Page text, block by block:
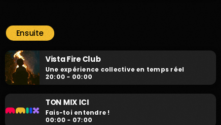
Fais-toi entendre !
Ensuite
Vista Fire Club
Une expérience collective en temps réel
20:00 - 00:00
TON MIX ICI
Fais-toi entendre !
00:00 - 07:00